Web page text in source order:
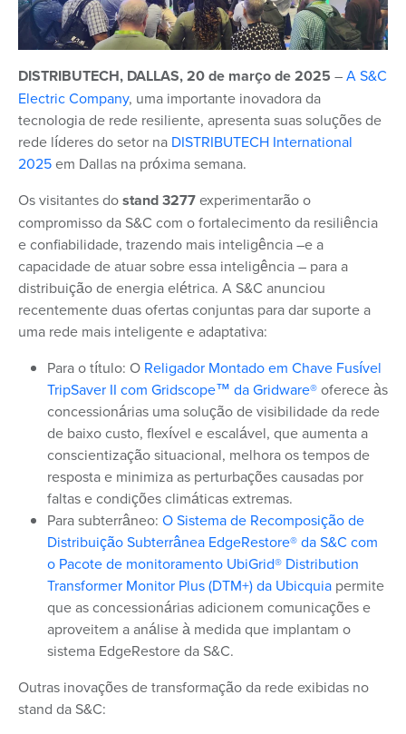
DISTRIBUTECH, DALLAS, 20 de março de 2025 –A S&C
Electric Company, uma importante inovadora da
tecnologia de rede resiliente, apresenta suas soluções de
rede líderes do setor na DISTRIBUTECH International
2025em Dallas na próxima semana.
Os visitantes dostand 3277experimentarão o
compromisso da S&C com o fortalecimento da resiliência
e confiabilidade, trazendo mais inteligência –e a
capacidade de atuar sobre essa inteligência – para a
distribuição de energia elétrica. A S&C anunciou
recentemente duas ofertas conjuntas para dar suporte a
uma rede mais inteligente e adaptativa:
Para o título: O Religador Montado em Chave Fusível
TripSaver II com Gridscope™ da Gridware®oferece às
concessionárias uma solução de visibilidade da rede
de baixo custo, flexível e escalável, que aumenta a
conscientização situacional, melhora os tempos de
resposta e minimiza as perturbações causadas por
faltas e condições climáticas extremas.
Para subterrâneo: O Sistema de Recomposição de
Distribuição Subterrânea EdgeRestore® da S&C com
o Pacote de monitoramento UbiGrid® Distribution
Transformer Monitor Plus (DTM+) da Ubicquia permite
que as concessionáriasadicionem comunicações e
aproveitem a análise à medida que implantam o
sistema EdgeRestore da S&C.
Outras inovações de transformação da rede exibidas no
stand da S&C: